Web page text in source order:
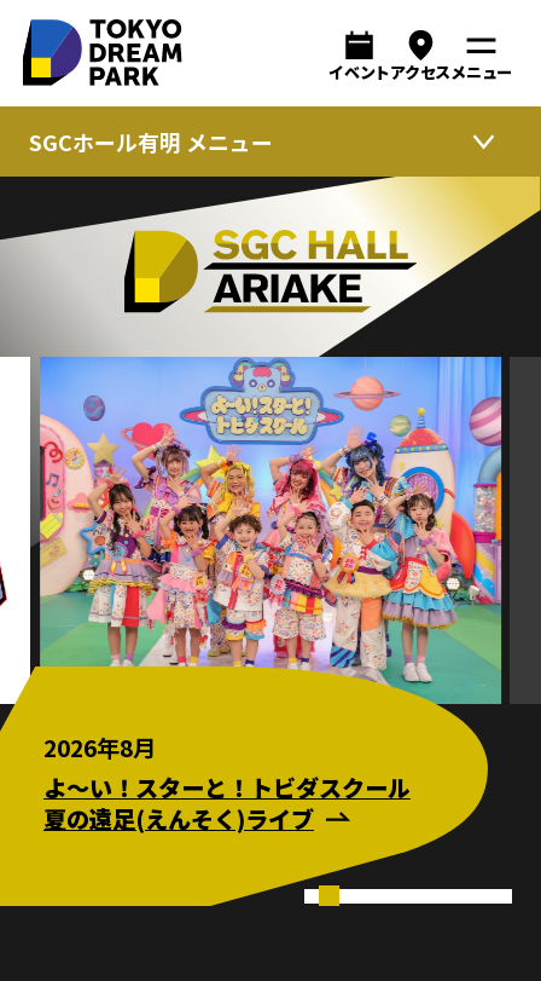
イベントアクセスメニュー
SGCホール有明 メニュー
アーカイブ
2026年7月～８月
2026年8月
よ〜い！スターと！トビダスクール
夏の遠足(えんそく)ライブ
2026年8月
2026年8月
2026年8月
2026年9月
2026年10月
2026年10月
2026年10月
2026年10月
2026年11月
2026年11月
2026年12月
2026年12月